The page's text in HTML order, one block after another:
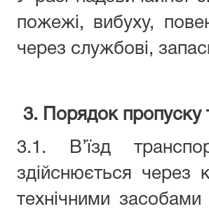
пожежі, вибуху,
через службові,
3.
Порядок пропуску
3.1.
В’їзд
здійснюється через
технічними